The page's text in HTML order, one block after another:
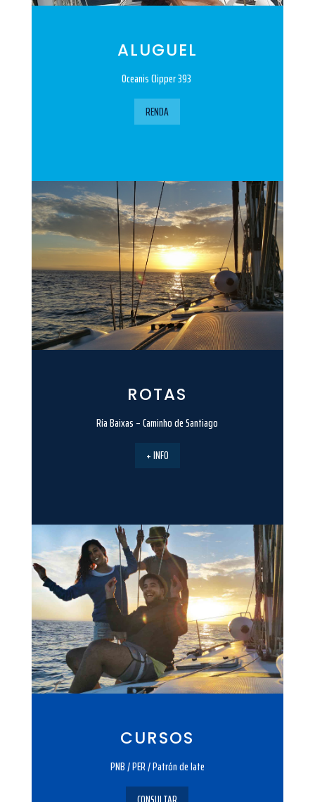
ALUGUEL
Oceanis Clipper 393
RENDA
ROTAS
Ría Baixas – Caminho de Santiago
+ INFO
CURSOS
PNB / PER / Patrón de Iate